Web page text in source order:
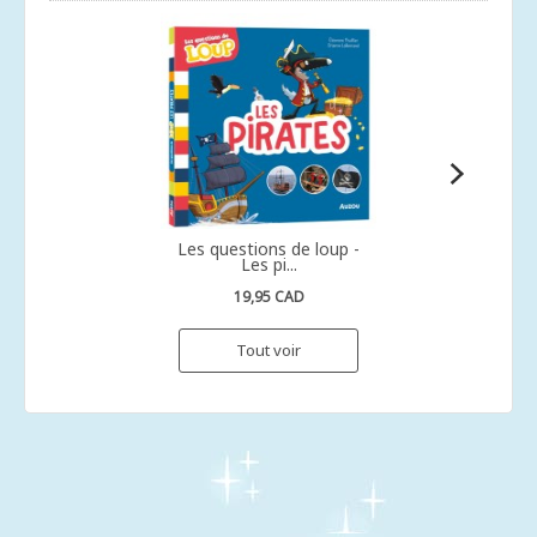
Les questions de loup -
Les pi...
19,95 CAD
Tout voir